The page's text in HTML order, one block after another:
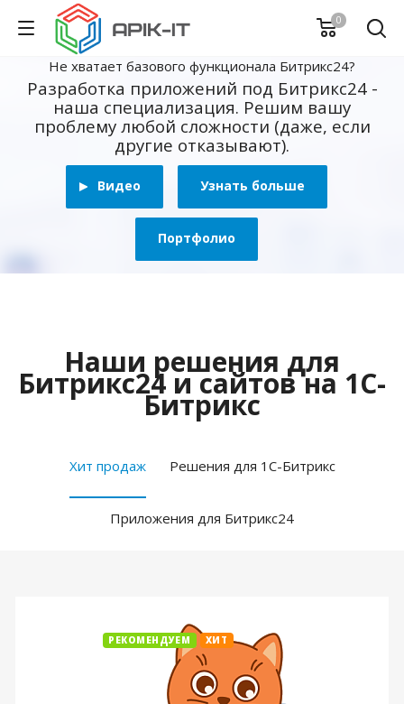
0
Не хватает базового функционала Битрикс24?
Разработка приложений под Битрикс24 -
наша специализация. Решим вашу
проблему любой сложности (даже, если
другие отказывают).
Видео Узнать больше
Портфолио
Наши решения для
Битрикс24 и сайтов на 1С-
Битрикс
Хит продаж Решения для 1С-Битрикс
Приложения для Битрикс24
РЕКОМЕНДУЕМ ХИТ